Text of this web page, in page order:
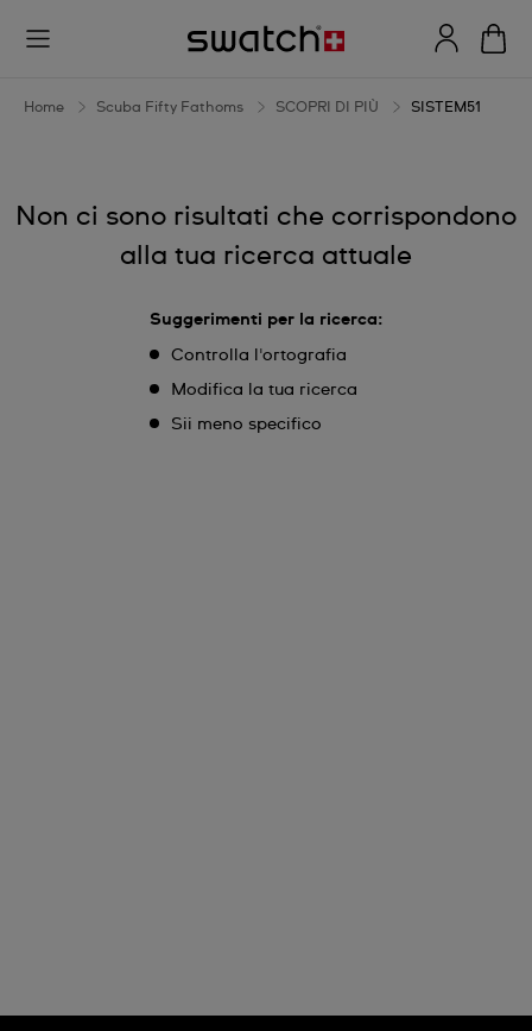
SISTEM51
Home Scuba Fifty Fathoms SCOPRI DI PIÙ SISTEM51
Non ci sono risultati che corrispondono
alla tua ricerca attuale
Suggerimenti per la ricerca:
Controlla l'ortografia
Modifica la tua ricerca
Sii meno specifico